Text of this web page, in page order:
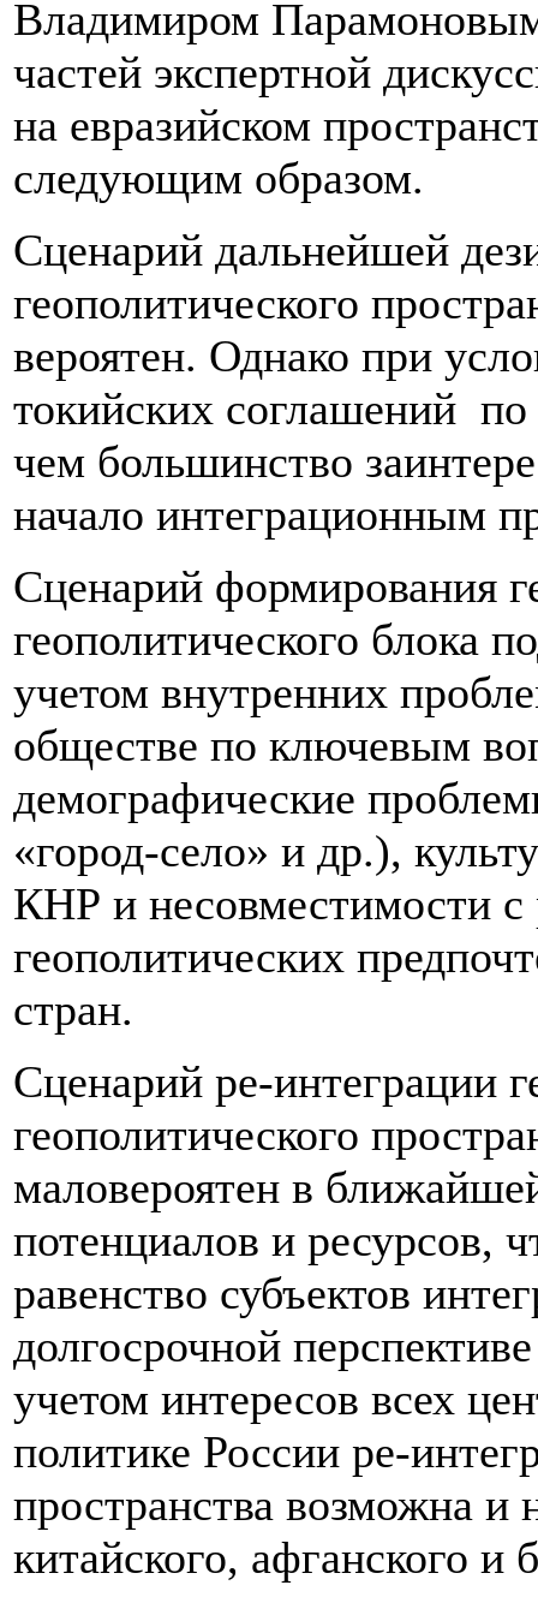
Владимиром
частей экспертной
на евразийском
следующим образом.
Сценарий дальнейшей
геополитического
вероятен. Однако при
токийских соглашений
чем большинство
начало интеграционным
Сценарий формирования
геополитического блока
учетом внутренних
обществе по ключевым
демографические
«город-село» и др.),
КНР и несовместимости
геополитических
стран.
Сценарий ре-интеграции
геополитического
маловероятен в
потенциалов и ресурсов,
равенство субъектов
долгосрочной
учетом интересов всех
политике России ре-
пространства возможна и
китайского, афганского